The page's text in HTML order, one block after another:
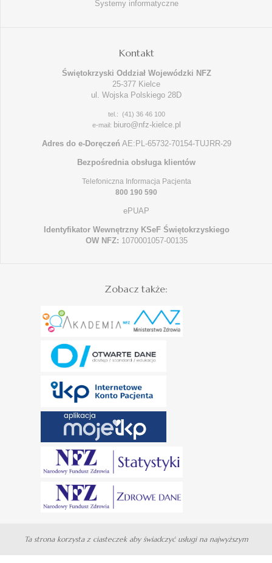
Systemy informatyczne
Kontakt
Świętokrzyski Oddział Wojewódzki NFZ
25-377 Kielce
ul. Wojska Polskiego 28D
tel.: (41) 36 46 100
e-mail: biuro@nfz-kielce.pl
Adres do e-Doręczeń AE:PL-65732-70154-TUJRR-29
Bezpośrednia obsługa klientów
Telefoniczna Informacja Pacjenta
800 190 590
ePUAP
Identyfikator Wewnętrzny KSeF Świętokrzyskiego
OW NFZ: 1070001057-00135
Zobacz także:
Ta strona korzysta z ciasteczek aby świadczyć usługi na najwyższym